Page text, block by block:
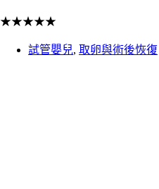
★★★★★
試管嬰兒, 取卵與術後恢復